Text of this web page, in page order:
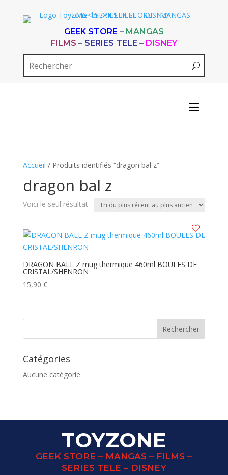
GEEK STORE – MANGAS
FILMS – SERIES TELE – DISNEY
Accueil / Produits identifiés “dragon bal z”
dragon bal z
Voici le seul résultat
DRAGON BALL Z mug thermique 460ml BOULES DE
CRISTAL/SHENRON
15,90 €
Catégories
Aucune catégorie
TOYZONE
GEEK STORE – MANGAS – FILMS –
SERIES TELE – DISNEY